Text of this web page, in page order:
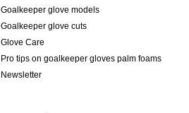
Goalkeeper glove models
Goalkeeper glove cuts
Glove Care
Pro tips on goalkeeper gloves palm foams
Newsletter